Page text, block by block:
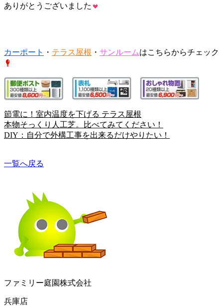
ありがとうございました
カーポート ・ テラス屋根 ・ サンルームはこちらからチェック
節電に！室内温度を下げる テラス屋根
本物そっくり人工芝。比べてみてください！
DIY：自分で外構工事を出来るだけやりたい！
一覧へ戻る
ファミリー庭園株式会社
兵庫店